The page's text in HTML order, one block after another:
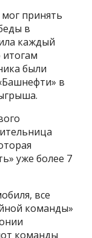
принять
в
каждый
итогам
были
в
уже более 7
все
команды»
команды